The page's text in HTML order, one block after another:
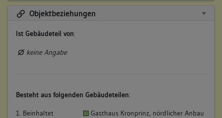
Objektbeziehungen
Ist Gebäudeteil von:
keine Angabe
Besteht aus folgenden Gebäudeteilen:
1. Beinhaltet
Gasthaus Kronprinz, nördlicher Anbau